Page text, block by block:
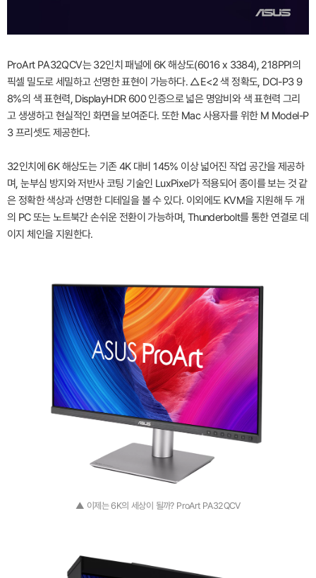
ProArt PA32QCV는 32인치 패널에 6K 해상도(6016 x 3384), 218PPI의
픽셀 밀도로 세밀하고 선명한 표현이 가능하다. △E<2 색 정확도, DCI-P3 9
8%의 색 표현력, DisplayHDR 600 인증으로 넓은 명암비와 색 표현력 그리
고 생생하고 현실적인 화면을 보여준다. 또한 Mac 사용자를 위한 M Model-P
3 프리셋도 제공한다.
32인치에 6K 해상도는 기존 4K 대비 145% 이상 넓어진 작업 공간을 제공하
며, 눈부심 방지와 저반사 코팅 기술인 LuxPixel가 적용되어 종이를 보는 것 같
은 정확한 색상과 선명한 디테일을 볼 수 있다. 이외에도 KVM을 지원해 두 개
의 PC 또는 노트북간 손쉬운 전환이 가능하며, Thunderbolt를 통한 연결로 데
이지 체인을 지원한다.
▲ 이제는 6K의 세상이 될까? ProArt PA32QCV